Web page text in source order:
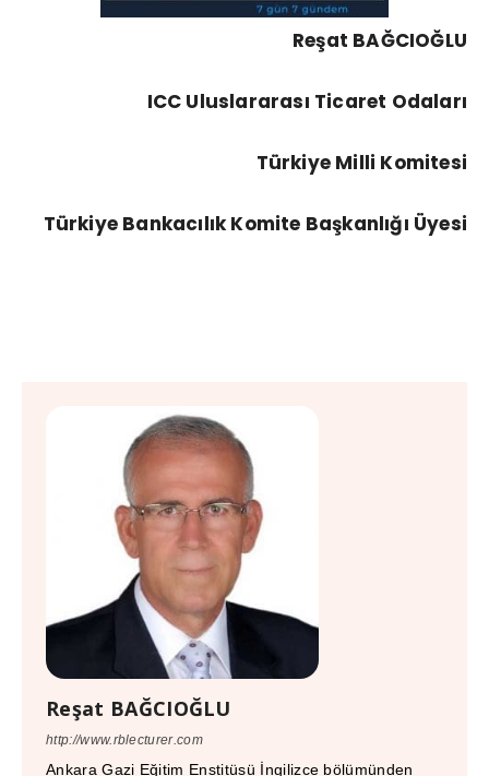
Reşat BAĞCIOĞLU
ICC Uluslararası Ticaret Odaları
Türkiye Milli Komitesi
Türkiye Bankacılık Komite Başkanlığı Üyesi
Reşat BAĞCIOĞLU
http://www.rblecturer.com
Ankara Gazi Eğitim Enstitüsü İngilizce bölümünden